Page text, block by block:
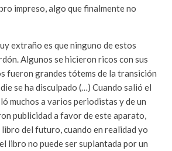
impreso, algo que finalmente no
extraño es que ninguno de estos
Algunos se hicieron ricos con sus
fueron grandes tótems de la transición
se ha disculpado (…) Cuando salió el
muchos a varios periodistas y de un
publicidad a favor de este aparato,
del futuro, cuando en realidad yo
libro no puede ser suplantada por un